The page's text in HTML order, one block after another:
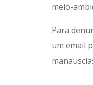
meio-
Para
um email